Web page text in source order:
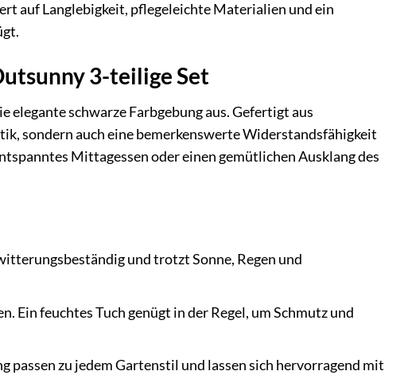
auf Langlebigkeit, pflegeleichte Materialien und ein
3-teilige Set
schwarze Farbgebung aus. Gefertigt aus
sondern auch eine bemerkenswerte Widerstandsfähigkeit
Mittagessen oder einen gemütlichen Ausklang des
und trotzt Sonne, Regen und
feuchtes Tuch genügt in der Regel, um Schmutz und
passen zu jedem Gartenstil und lassen sich hervorragend mit